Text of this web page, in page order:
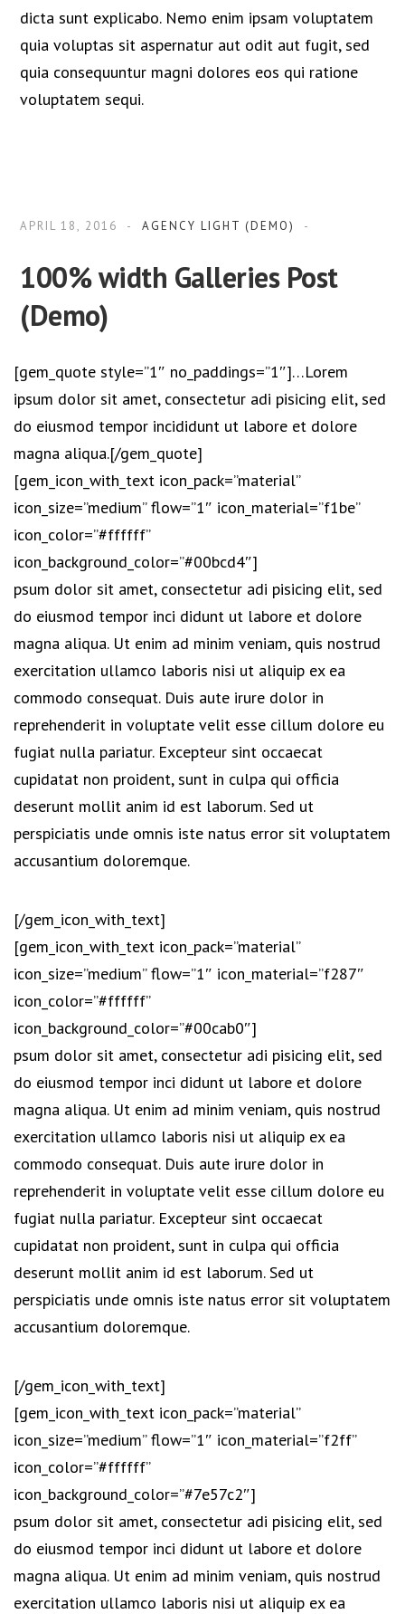
dicta sunt explicabo. Nemo enim ipsam voluptatem
quia voluptas sit aspernatur aut odit aut fugit, sed
quia consequuntur magni dolores eos qui ratione
voluptatem sequi.
APRIL 18, 2016 AGENCY LIGHT (DEMO)
100% width Galleries Post
(Demo)
[gem_quote style=”1″ no_paddings=”1″]…Lorem
ipsum dolor sit amet, consectetur adi pisicing elit, sed
do eiusmod tempor incididunt ut labore et dolore
magna aliqua.[/gem_quote]
[gem_icon_with_text icon_pack=”material”
icon_size=”medium” flow=”1″ icon_material=”f1be”
icon_color=”#ffffff”
icon_background_color=”#00bcd4″]
psum dolor sit amet, consectetur adi pisicing elit, sed
do eiusmod tempor inci didunt ut labore et dolore
magna aliqua. Ut enim ad minim veniam, quis nostrud
exercitation ullamco laboris nisi ut aliquip ex ea
commodo consequat. Duis aute irure dolor in
reprehenderit in voluptate velit esse cillum dolore eu
fugiat nulla pariatur. Excepteur sint occaecat
cupidatat non proident, sunt in culpa qui officia
deserunt mollit anim id est laborum. Sed ut
perspiciatis unde omnis iste natus error sit voluptatem
accusantium doloremque.
[/gem_icon_with_text]
[gem_icon_with_text icon_pack=”material”
icon_size=”medium” flow=”1″ icon_material=”f287″
icon_color=”#ffffff”
icon_background_color=”#00cab0″]
psum dolor sit amet, consectetur adi pisicing elit, sed
do eiusmod tempor inci didunt ut labore et dolore
magna aliqua. Ut enim ad minim veniam, quis nostrud
exercitation ullamco laboris nisi ut aliquip ex ea
commodo consequat. Duis aute irure dolor in
reprehenderit in voluptate velit esse cillum dolore eu
fugiat nulla pariatur. Excepteur sint occaecat
cupidatat non proident, sunt in culpa qui officia
deserunt mollit anim id est laborum. Sed ut
perspiciatis unde omnis iste natus error sit voluptatem
accusantium doloremque.
[/gem_icon_with_text]
[gem_icon_with_text icon_pack=”material”
icon_size=”medium” flow=”1″ icon_material=”f2ff”
icon_color=”#ffffff”
icon_background_color=”#7e57c2″]
psum dolor sit amet, consectetur adi pisicing elit, sed
do eiusmod tempor inci didunt ut labore et dolore
magna aliqua. Ut enim ad minim veniam, quis nostrud
exercitation ullamco laboris nisi ut aliquip ex ea